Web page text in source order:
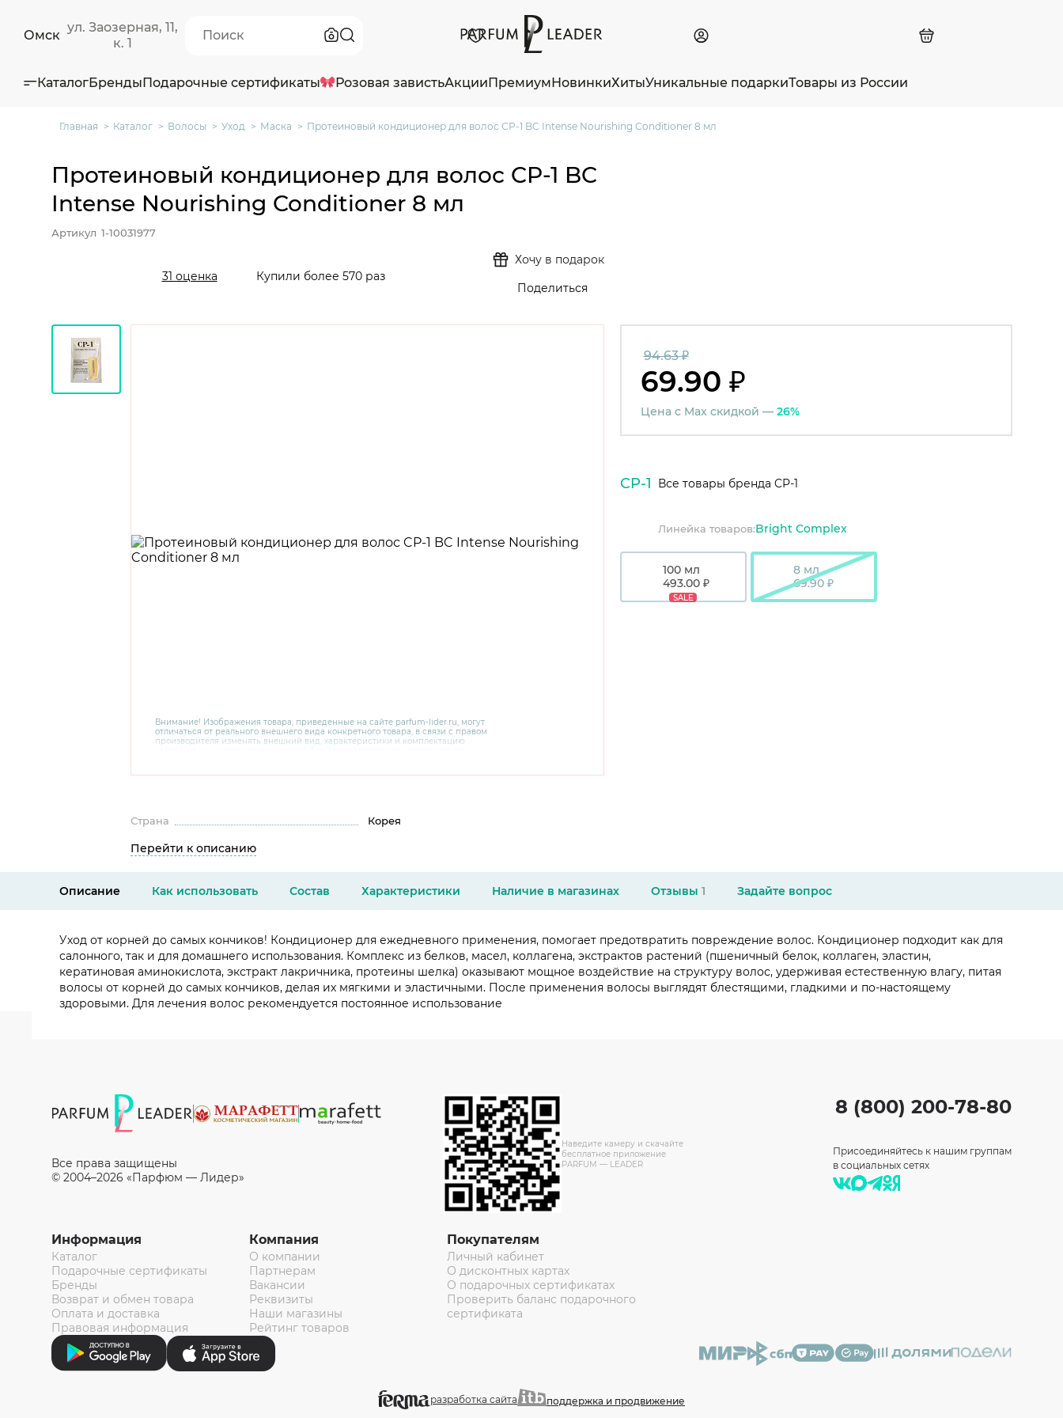
Омск
ул. Заозерная, 11,
к. 1
КаталогБрендыПодарочные сертификаты Розовая завистьАкцииПремиумНовинкиХитыУникальные подаркиТовары из России
Главная Каталог Волосы Уход Маска Протеиновый кондиционер для волос CP-1 BC Intense Nourishing Conditioner 8 мл
Внимание! Изображения товара, приведенные на сайте parfum-lider.ru, могут
отличаться от реального внешнего вида конкретного товара, в связи с правом
производителя изменять внешний вид, характеристики и комплектацию
консультантов по номеру 8 800 200 78 80.
Протеиновый кондиционер для волос CP-1 BC
Intense Nourishing Conditioner 8 мл
Артикул 1-10031977
31 оценка Купили более 570 раз
Хочу в подарок
Поделиться
100 мл
493.00 ₽
SALE
8 мл
69.90 ₽
Страна Корея
Перейти к описанию
94.63 ₽
69.90 ₽
Цена с Max скидкой — 26%
CP-1 Все товары бренда CP-1
Линейка товаров:Bright Complex
Описание Как использовать Состав Характеристики Наличие в магазинах Отзывы 1 Задайте вопрос
Уход от корней до самых кончиков! Кондиционер для ежедневного применения, помогает предотвратить повреждение волос. Кондиционер подходит как для
салонного, так и для домашнего использования. Комплекс из белков, масел, коллагена, экстрактов растений (пшеничный белок, коллаген, эластин,
кератиновая аминокислота, экстракт лакричника, протеины шелка) оказывают мощное воздействие на структуру волос, удерживая естественную влагу, питая
волосы от корней до самых кончиков, делая их мягкими и эластичными. После применения волосы выглядят блестящими, гладкими и по-настоящему
здоровыми. Для лечения волос рекомендуется постоянное использование
Все права защищены
© 2004–2026 «Парфюм — Лидер»
Наведите камеру и скачайте
бесплатное приложение
PARFUM — LEADER
Информация
Каталог
Подарочные сертификаты
Бренды
Возврат и обмен товара
Оплата и доставка
Правовая информация
Компания
О компании
Партнерам
Вакансии
Реквизиты
Наши магазины
Рейтинг товаров
Покупателям
Личный кабинет
О дисконтных картах
О подарочных сертификатах
Проверить баланс подарочного
сертификата
8 (800) 200-78-80
Присоединяйтесь к нашим группам
в социальных сетях
разработка сайта поддержка и продвижение